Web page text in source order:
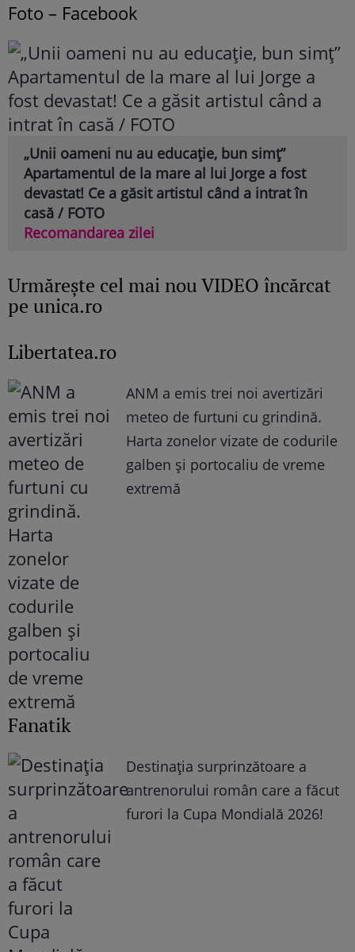
Foto – Facebook
„Unii oameni nu au educație, bun simț”
Apartamentul de la mare al lui Jorge a fost
devastat! Ce a găsit artistul când a intrat în
casă / FOTO
Recomandarea zilei
Urmăreşte cel mai nou VIDEO încărcat
pe unica.ro
Libertatea.ro
ANM a emis trei noi avertizări
meteo de furtuni cu grindină.
Harta zonelor vizate de codurile
galben și portocaliu de vreme
extremă
Fanatik
Destinația surprinzătoare a
antrenorului român care a făcut
furori la Cupa Mondială 2026!